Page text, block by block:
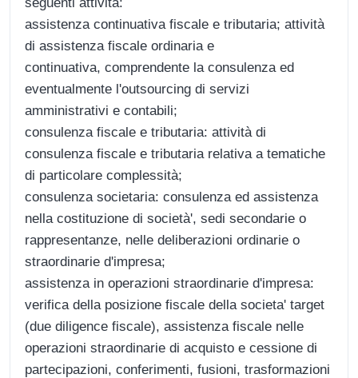
assistenza continuativa fiscale e tributaria; attività
di assistenza fiscale ordinaria e
continuativa, comprendente la consulenza ed
eventualmente l'outsourcing di servizi
amministrativi e contabili;
consulenza fiscale e tributaria: attività di
consulenza fiscale e tributaria relativa a tematiche
di particolare complessità;
consulenza societaria: consulenza ed assistenza
nella costituzione di società', sedi secondarie o
rappresentanze, nelle deliberazioni ordinarie o
straordinarie d'impresa;
assistenza in operazioni straordinarie d'impresa:
verifica della posizione fiscale della societa' target
(due diligence fiscale), assistenza fiscale nelle
operazioni straordinarie di acquisto e cessione di
partecipazioni, conferimenti, fusioni, trasformazioni